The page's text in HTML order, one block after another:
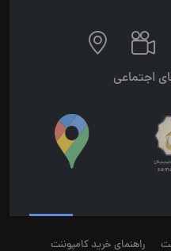
اجتماعی
راهنمای خرید کامپوننت